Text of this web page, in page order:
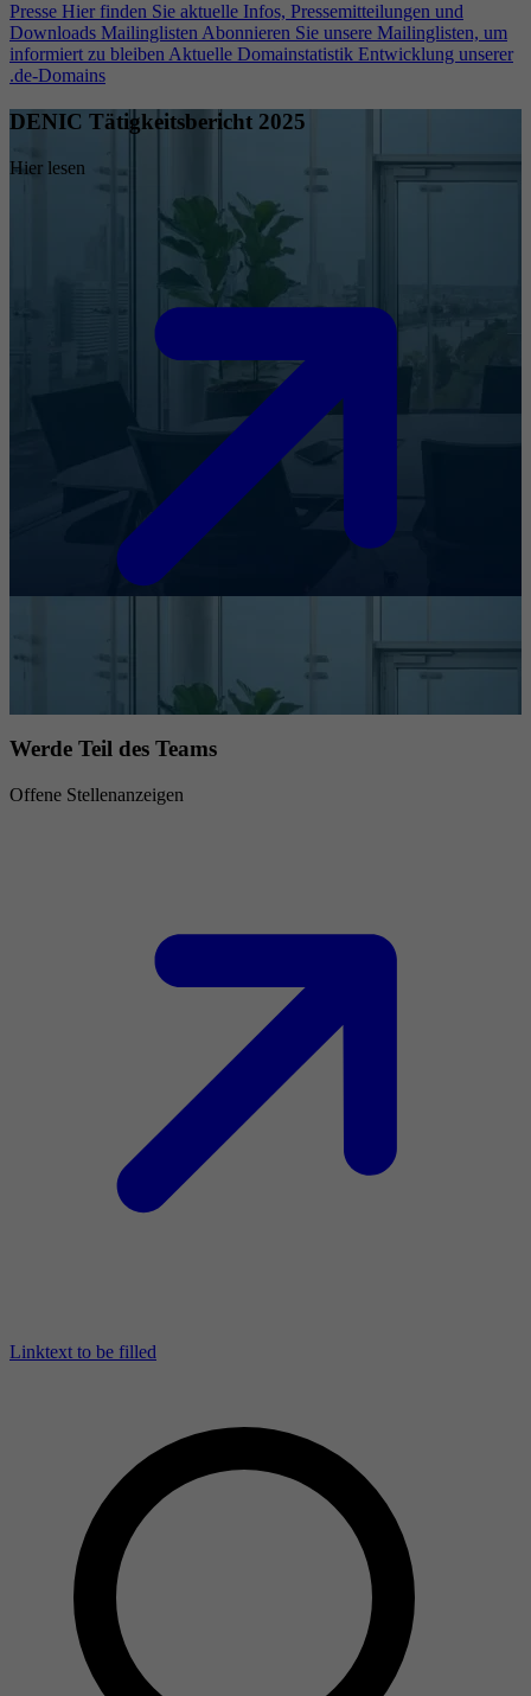
Presse Hier finden Sie aktuelle Infos, Pressemitteilungen und
Downloads Mailinglisten Abonnieren Sie unsere Mailinglisten, um
informiert zu bleiben Aktuelle Domainstatistik Entwicklung unserer
.de-Domains
DENIC Tätigkeitsbericht 2025
Hier lesen
Werde Teil des Teams
Offene Stellenanzeigen
Linktext to be filled